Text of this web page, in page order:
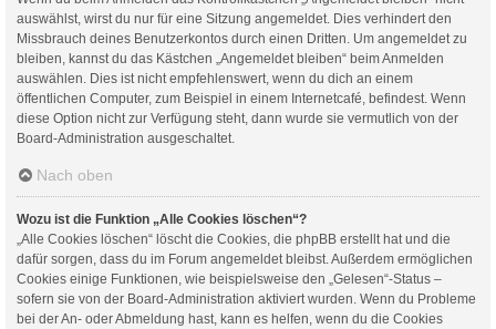
auswählst, wirst du nur für eine Sitzung angemeldet. Dies verhindert den
Missbrauch deines Benutzerkontos durch einen Dritten. Um angemeldet zu
bleiben, kannst du das Kästchen „Angemeldet bleiben“ beim Anmelden
auswählen. Dies ist nicht empfehlenswert, wenn du dich an einem
öffentlichen Computer, zum Beispiel in einem Internetcafé, befindest. Wenn
diese Option nicht zur Verfügung steht, dann wurde sie vermutlich von der
Board-Administration ausgeschaltet.
Nach oben
Wozu ist die Funktion „Alle Cookies löschen“?
„Alle Cookies löschen“ löscht die Cookies, die phpBB erstellt hat und die
dafür sorgen, dass du im Forum angemeldet bleibst. Außerdem ermöglichen
Cookies einige Funktionen, wie beispielsweise den „Gelesen“-Status –
sofern sie von der Board-Administration aktiviert wurden. Wenn du Probleme
bei der An- oder Abmeldung hast, kann es helfen, wenn du die Cookies